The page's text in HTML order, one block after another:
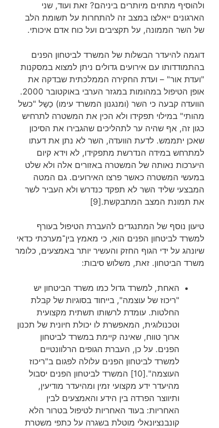
ולהוסיף מתחים מיותרים ביניהם? זאת ועוד, שני
הארגונים ייאלצו במצב זה להתחרות על תשומת הלב
של השר הממונה, על תקציבים ועל כוח אדם איכותי.
דוגמה להיעדר הבשלות של המשרד לביטחון הפנים
בהתמודדותו עם אירועים גדולים ניתן למצוא במסקנות
"ועדת אור" – ועדת החקירה הממלכתית שבדקה את
אופן הטיפול במהומות במגזר הערבי באוקטובר 2000.
הוועדה קבעה כי השר (ומנגנון המשרד עימו) כַשָל "כשל
מהותי" במילוי תפקידו ולא הכין את המשטרה לתרחיש
כגון זה, אף שהיה ער לתהליכים שהגבירו את הסיכון
שאכן יתממש. לדעת הוועדה, השר לא נתן את דעתו
למתרחש במידה הנדרשת מתפקידו, לא וידא קיום
היערכות נאותה של המשטרה באזורים אלה ולא שלט
במעשי המשטרה כאשר פרצו האירועים. גם המטה
המבצעי שליד השר לא תפקד כנדרש ולא העביר לשר
את תמונת המצב המתבקשת.[9]
טיעון נוסף של המתנגדים להעברת הטיפול בעורף
למשרד לביטחון הפנים הוא, כי מאמץ בין־מערכתי כדאי
שיונהג על ידי הגוף החזק והעשיר יותר באמצעים, כלומר
משרד הביטחון. זאת, משלוש סיבות:
האחת, למשרד גדול כמו משרד הביטחון יש
"ריכוז של עוצמה", בייחוד בסוגיות של קבלת
החלטות. עומדת לרשותו תשתית מקצועית
וטכנולוגית, המאפשרת לו יכולת חיונית של תכנון
ארוך טווח, שאינה קיימת במשרד לביטחון
הפנים. על כן, העברת הגופים הרלוונטיים
למשרד לביטחון הפנים עלולה לפגום ב"ריכוז
העוצמה".[10] המשרד לביטחון הפנים יסבול
מהיעדר ידע מקצועי זמין ומהיעדר מודיעין,
ותיווצר הפרדה בין הידע והאמצעים לבין
האחריות: בעוד האחריות לטיפול בטרור הלא
קונבנציונאלי מוטלת בשגרה על כתפי משטרת